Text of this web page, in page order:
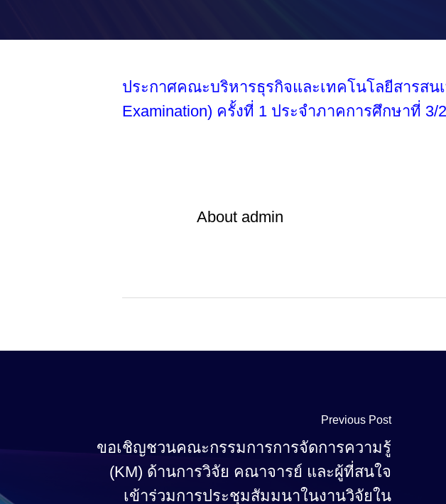
ประกาศคณะบริหารธุรกิจและเทคโนโลยีสารสน
Examination) ครั้งที่ 1 ประจำภาคการศึกษาที่ 3/
About admin
Previous Post
ขอเชิญชวนคณะกรรมการการจัดการความรู้
(KM) ด้านการวิจัย คณาจารย์ และผู้ที่สนใจ
เข้าร่วมการประชุมสัมมนาในงานวิจัยใน